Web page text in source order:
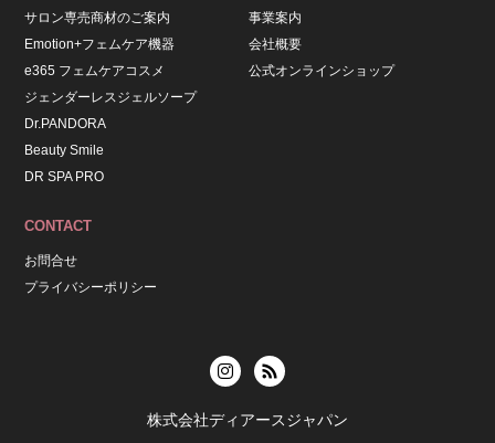
サロン専売商材のご案内
Emotion+フェムケア機器
e365 フェムケアコスメ
ジェンダーレスジェルソープ
Dr.PANDORA
Beauty Smile
DR SPA PRO
事業案内
会社概要
公式オンラインショップ
CONTACT
お問合せ
プライバシーポリシー
株式会社ディアースジャパン